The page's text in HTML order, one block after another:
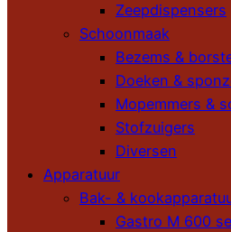
Zeepdispensers
Schoonmaak
Bezems &
Doeken &
Mopemmers &
Stofzuigers
Diversen
Apparatuur
Bak- &
Gastro M 600